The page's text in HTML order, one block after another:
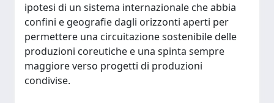
ipotesi di un sistema internazionale che abbia
confini e geografie dagli orizzonti aperti per
permettere una circuitazione sostenibile delle
produzioni coreutiche e una spinta sempre
maggiore verso progetti di produzioni
condivise.